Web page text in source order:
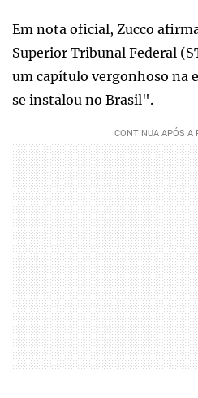
Em nota oficial, Zucco
Superior Tribunal Federal
um capítulo vergonhoso na
se instalou no Brasil".